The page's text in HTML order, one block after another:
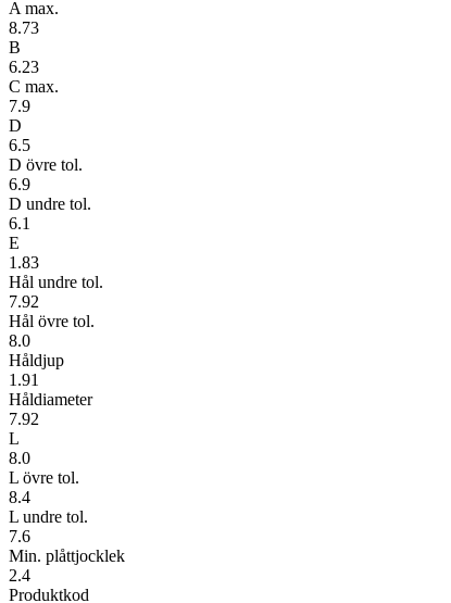
A max.
8.73
B
6.23
C max.
7.9
D
6.5
D övre tol.
6.9
D undre tol.
6.1
E
1.83
Hål undre tol.
7.92
Hål övre tol.
8.0
Håldjup
1.91
Håldiameter
7.92
L
8.0
L övre tol.
8.4
L undre tol.
7.6
Min. plåttjocklek
2.4
Produktkod